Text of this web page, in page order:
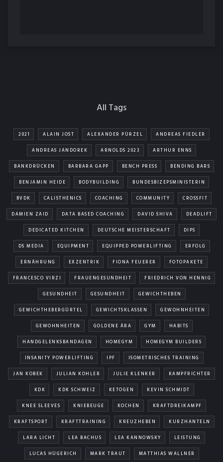
All Tags
2021 ALAIN JOST ALEXANDER PÜRZEL ANDREAS FIEDLER
ANDREAS JANDOREK ARNOLDS 2023 ARTHUR ENNS
BANKDRÜCKEN BARBARA GAPP BENCH PRESS BENDING BARS
BENJAMIN HEIDE BODYBUILDING BUNDESBIZEPSMINISTERIN
BVDK CALISTHENICS COACHING COMMUNITY CROSSFIT
DAMIEN ZAID DATA BASED COACHING DAVID SHIVA DEADLIFT
DEDICATED KITCHEN DEUTSCHE MEISTERSCHAFT DIPS
DS MEDIA EQUIPMENT EQUIPPED POWERLIFTING ERFOLG
ERNÄHRUNG EXZENTRIK FIONA FEUERER FOTOPAKETE
FRANCESCO VIRZI FRAUENGESUNDHEIT FRIEDRICH VON HENNIG
GESUNDHEIT GESUNDHEIT GEWICHTHEBEN
GEWICHTHEBERGÜRTEL GEWICHTSKLASSEN GEWOHNHEITEN
GEWOHNHEITEN GOLDENE ÄRA GYM HABITS
HANDGELENKSBANDAGEN HOMEGYM HOMEGYM BUILDERS
INSANITY POWERLIFTING IPF ISOMETRISCHES TRAINING
JAN KOBEK JULIAN KOHLER JULIE KLENKER KAMPFRICHTER
KDK KDK SCHWEIZ KETOGEN KEVIN SCHMIDT
KNEE SLEEVES KNIEBEUGE KOCHEN KRAFTDREIKAMPF
KRAFTSPORT KRAFTTRAINING KREUZHEBEN KURZHANTELN
LARA LICHT LEA BACHUS LEA KANNOWSKY LEISTUNG
LUCAS HÜGERICH MARK TRAUT MATTHIAS WALLNER